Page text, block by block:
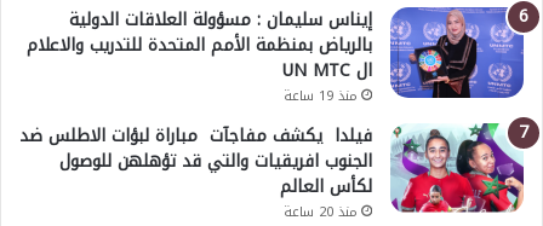
إيناس سليمان : مسؤولة العلاقات الدولية
بالرياض بمنظمة الأمم المتحدة للتدريب والاعلام
ال UN MTC
منذ 19 ساعة
فيلدا يكشف مفاجآت مباراة لبؤات الاطلس ضد
الجنوب افريقيات والتي قد تؤهلهن للوصول
لكأس العالم
منذ 20 ساعة